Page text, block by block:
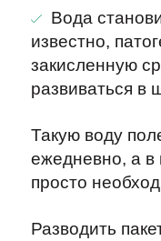
Вода
известно,
закисленную
развиваться в
Такую воду
ежедневно, а в
просто
Разводить